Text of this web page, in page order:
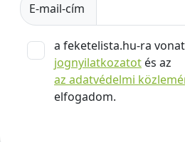
E-mail-cím
a feketelista.hu-ra
jognyilatkozatot és az
az adatvédelmi
elfogadom.